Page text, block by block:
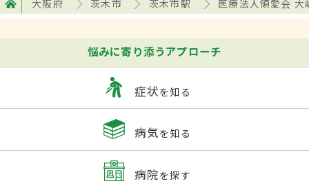
大阪府 茨木市 茨木市駅 医療法人領愛会 大
悩みに寄り添うアプローチ
症状を知る
病気を知る
病院を探す